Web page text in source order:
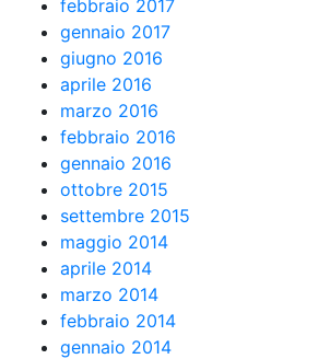
febbraio 2017
gennaio 2017
giugno 2016
aprile 2016
marzo 2016
febbraio 2016
gennaio 2016
ottobre 2015
settembre 2015
maggio 2014
aprile 2014
marzo 2014
febbraio 2014
gennaio 2014